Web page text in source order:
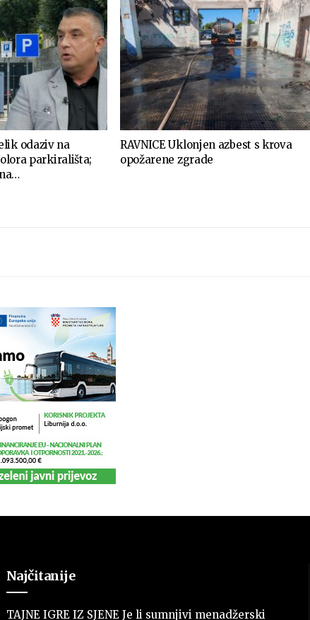
odaziv na
parkirališta;
RAVNICE Uklonjen azbest s krova
opožarene zgrade
Najčitanije
TAJNE IGRE IZ SJENE Je li sumnjivi menadžerski